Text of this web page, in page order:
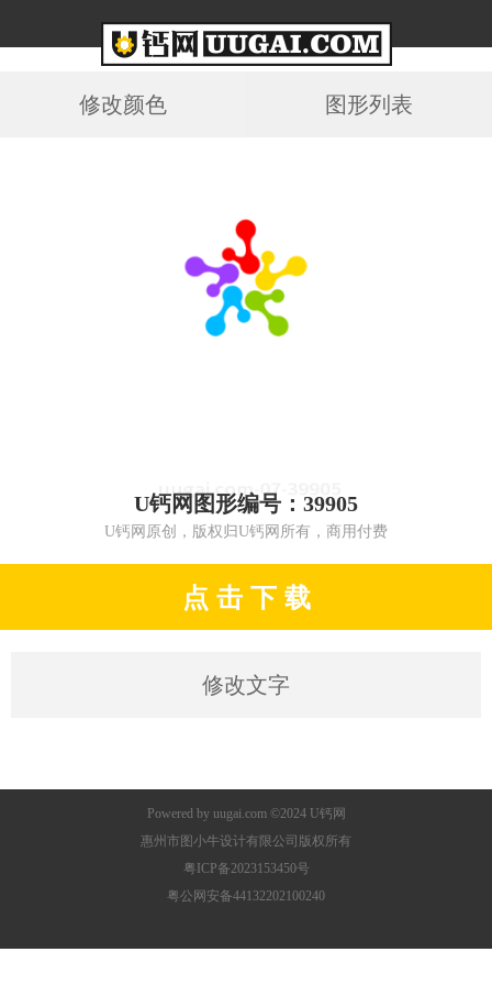
修改颜色 图形列表
U钙网图形编号：39905
U钙网原创，版权归U钙网所有，商用付费
点 击 下 载
修改文字
Powered by uugai.com©2024 U钙网
惠州市图小牛设计有限公司版权所有
粤ICP备2023153450号
粤公网安备44132202100240